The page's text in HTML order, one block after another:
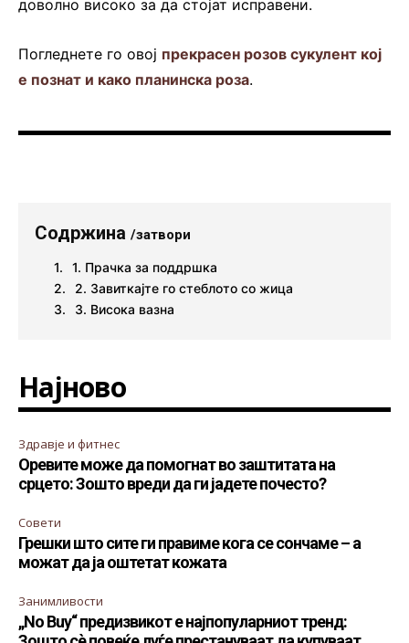
доволно високо за да стојат исправени.
Погледнете го овој прекрасен розов сукулент кој
е познат и како планинска роза.
Содржина /затвори
1. Прачка за поддршка
2. Завиткајте го стеблото со жица
3. Висока вазна
Најново
Здравје и фитнес
Оревите може да помогнат во заштитата на
срцето: Зошто вреди да ги јадете почесто?
Совети
Грешки што сите ги правиме кога се сончаме – а
можат да ја оштетат кожата
Занимливости
„No Buy“ предизвикот е најпопуларниот тренд: